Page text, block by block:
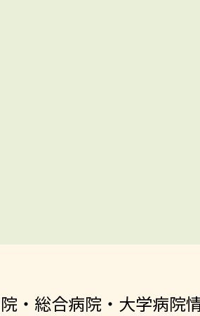
・総合病院・大学病院